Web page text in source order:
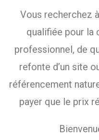
Vous recherchez à
qualifiée pour la
professionnel, de
refonte d’un site
référencement
payer que le prix